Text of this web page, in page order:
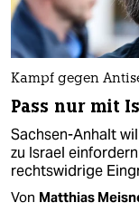
Kampf gegen
Pass nur mit
Sachsen-Anhalt
zu Israel
rechtswidrige
Von Matthias